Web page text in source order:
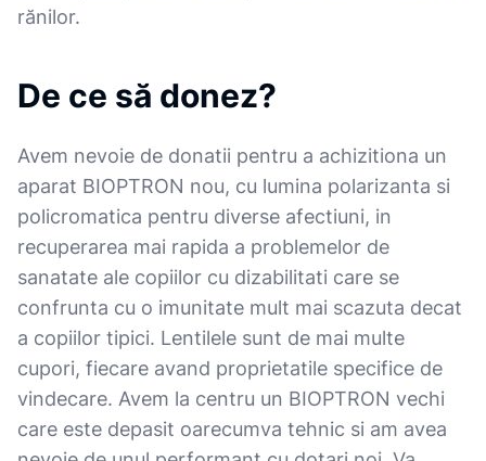
rănilor.
De ce să donez?
Avem nevoie de donatii pentru a achizitiona un
aparat BIOPTRON nou, cu lumina polarizanta si
policromatica pentru diverse afectiuni, in
recuperarea mai rapida a problemelor de
sanatate ale copiilor cu dizabilitati care se
confrunta cu o imunitate mult mai scazuta decat
a copiilor tipici. Lentilele sunt de mai multe
cupori, fiecare avand proprietatile specifice de
vindecare. Avem la centru un BIOPTRON vechi
care este depasit oarecumva tehnic si am avea